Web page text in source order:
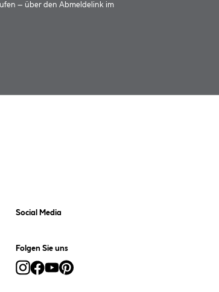
– über den Abmeldelink im
Social Media
Folgen Sie uns